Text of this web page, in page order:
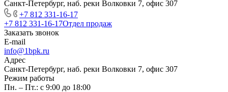
Санкт-Петербург, наб. реки Волковки 7, офис 307
+7 812 331-16-17
+7 812 331-16-17Отдел продаж
Заказать звонок
E-mail
info@1bpk.ru
Адрес
Санкт-Петербург, наб. реки Волковки 7, офис 307
Режим работы
Пн. – Пт.: с 9:00 до 18:00